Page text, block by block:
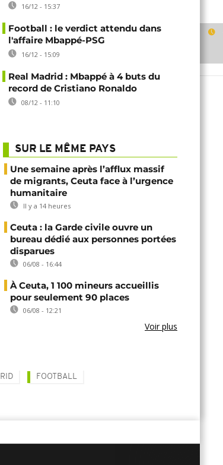
16/12 - 15:37
Football : le verdict attendu dans
l'affaire Mbappé-PSG
16/12 - 15:09
Real Madrid : Mbappé à 4 buts du
record de Cristiano Ronaldo
08/12 - 11:10
SUR LE MÊME PAYS
Une semaine après l’afflux massif
de migrants, Ceuta face à l’urgence
humanitaire
Il y a 14 heures
Ceuta : la Garde civile ouvre un
bureau dédié aux personnes portées
disparues
06/08 - 16:44
À Ceuta, 1 100 mineurs accueillis
pour seulement 90 places
06/08 - 12:21
Voir plus
FOOTBALL